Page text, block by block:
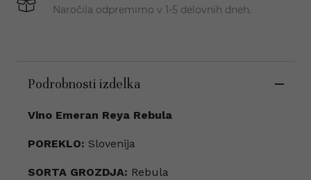
Naročila odpremimo v 1-5 delovnih dneh.
Podrobnosti izdelka
Vino Emeran Reya Rebula
POREKLO: Slovenija
SORTA GROZDJA: Rebula